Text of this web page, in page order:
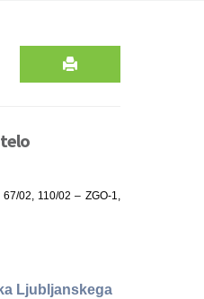
02, 110/02 – ZGO-1,
Ljubljanskega